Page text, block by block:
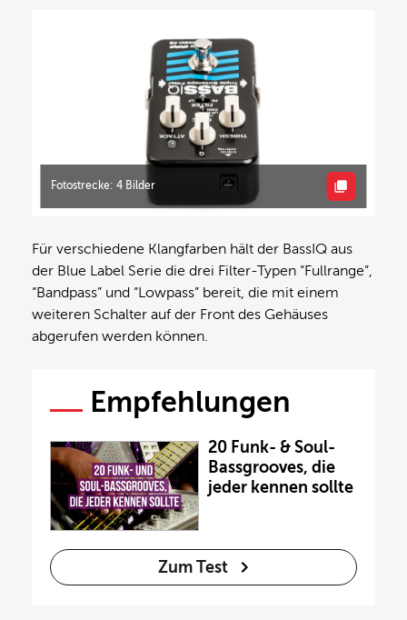
Fotostrecke: 4 Bilder
Für verschiedene Klangfarben hält der BassIQ aus
der Blue Label Serie die drei Filter-Typen “Fullrange”,
“Bandpass” und “Lowpass” bereit, die mit einem
weiteren Schalter auf der Front des Gehäuses
abgerufen werden können.
Empfehlungen
20 Funk- & Soul-
Bassgrooves, die
jeder kennen sollte
Zum Test